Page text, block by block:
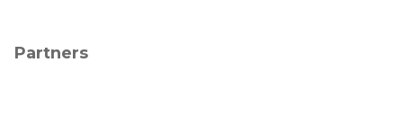
Partners